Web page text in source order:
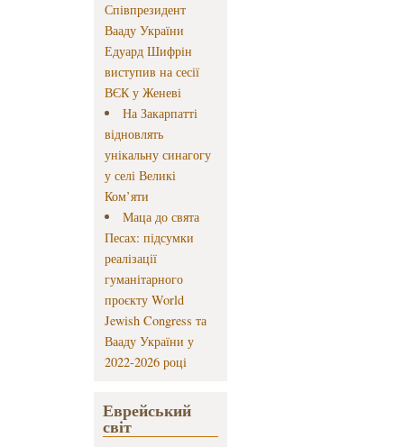
Співпрезидент
Вааду України
Едуард Шифрін
виступив на сесії
ВЄК у Женеві
На Закарпатті
відновлять
унікальну синагогу
у селі Великі
Ком’яти
Маца до свята
Песах: підсумки
реалізації
гуманітарного
проєкту World
Jewish Congress та
Вааду України у
2022-2026 році
Еврейський
світ